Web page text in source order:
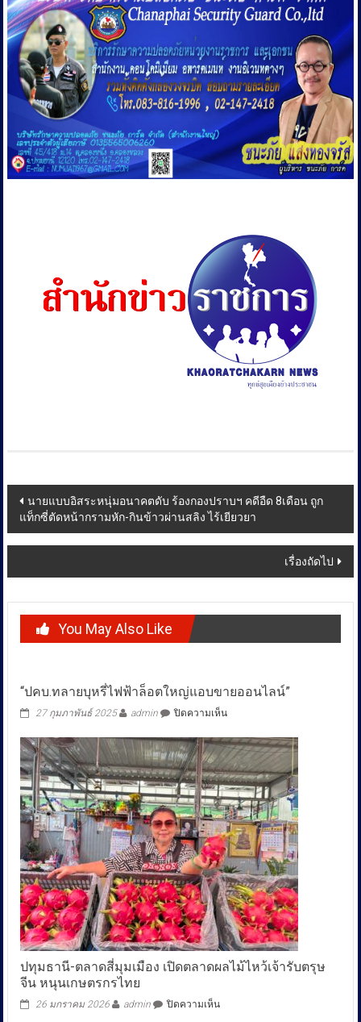
Post
navigation
นายแบบอิสระหนุ่มอนาคตดับ ร้องกองปราบฯ คดีอืด 8เดือน ถูก
แท็กซี่ตัดหน้ากรามหัก-กินข้าวผ่านสลิง ไร้เยียวยา
เรื่องถัดไป
You May Also Like
“ปคบ.ทลายบุหรี่ไฟฟ้าล็อตใหญ่แอบขายออนไลน์”
27 กุมภาพันธ์ 2025 admin ปิดความเห็นบน
บุหรี่
ไฟ
ฟ้า
ล็อต
ใหญ่
แอบ
ขาย
ออนไลน์”
ปทุมธานี-ตลาดสี่มุมเมือง เปิดตลาดผลไม้ไหว้เจ้ารับตรุษ
จีน หนุนเกษตรกรไทย
26 มกราคม 2026 admin ปิดความเห็นบน